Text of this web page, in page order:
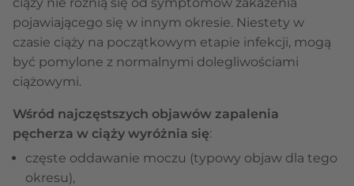
pojawiającego się w innym okresie. Niestety w
czasie ciąży na początkowym etapie infekcji, mogą
być pomylone z normalnymi dolegliwościami
ciążowymi.
Wśród najczęstszych objawów zapalenia
pęcherza w ciąży wyróżnia się:
częste oddawanie moczu (typowy objaw dla tego
okresu),